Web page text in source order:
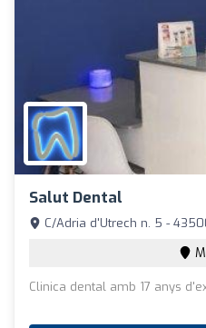
Salut Dental
C/Adria d'Utrech n. 5 -
Clinica dental amb 17 anys